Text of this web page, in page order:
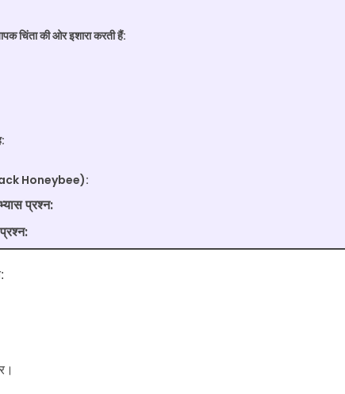
चिंता की ओर इशारा करती हैं:
Honeybee):
प्रश्न: